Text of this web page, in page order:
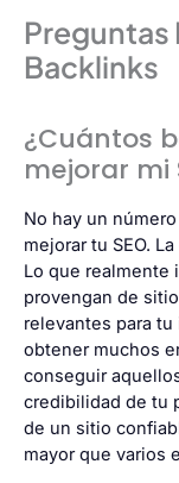
Preguntas
Backlinks
¿Cuántos
mejorar mi
No hay un
mejorar tu SEO.
Lo que realmente
provengan de
relevantes para
obtener muchos
conseguir
credibilidad de tu
de un sitio
mayor que varios